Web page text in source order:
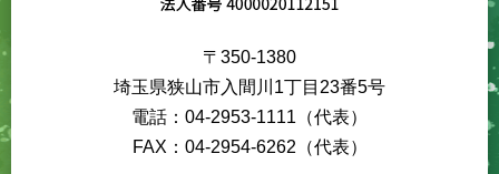
〒350-1380
埼玉県狭山市入間川1丁目23番5号
電話：04-2953-1111（代表）
FAX：04-2954-6262（代表）